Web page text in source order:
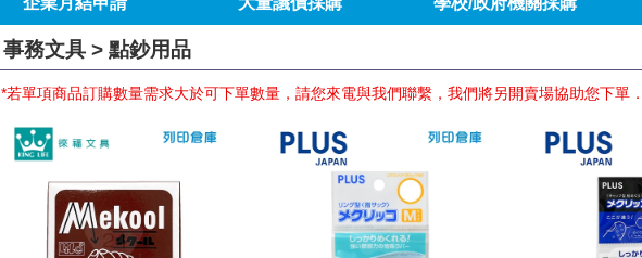
事務文具 > 點鈔用品
*若單項商品訂購數量需求大於可下單數量，請您來電與我們聯繫，我們將另開賣場協助您下單．